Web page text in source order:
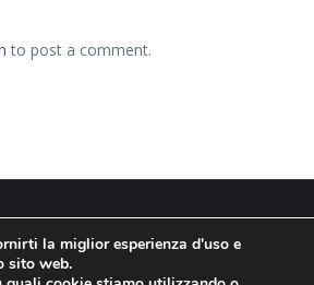
to post a comment.
la miglior esperienza d'uso e
sito web.